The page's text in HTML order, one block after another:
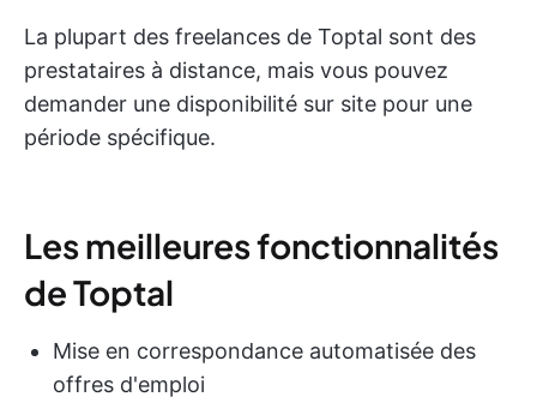
La plupart des freelances de Toptal sont des
prestataires à distance, mais vous pouvez
demander une disponibilité sur site pour une
période spécifique.
Les meilleures fonctionnalités
de Toptal
Mise en correspondance automatisée des
offres d'emploi